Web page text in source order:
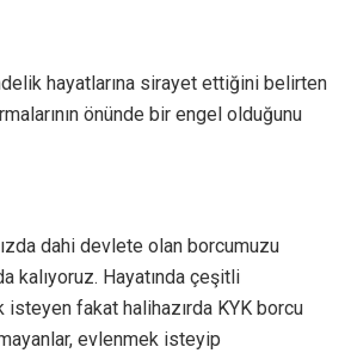
hayatlarına sirayet ettiğini belirten
önünde bir engel olduğunu
dahi devlete olan borcumuzu
kalıyoruz. Hayatında çeşitli
fakat halihazırda KYK borcu
evlenmek isteyip